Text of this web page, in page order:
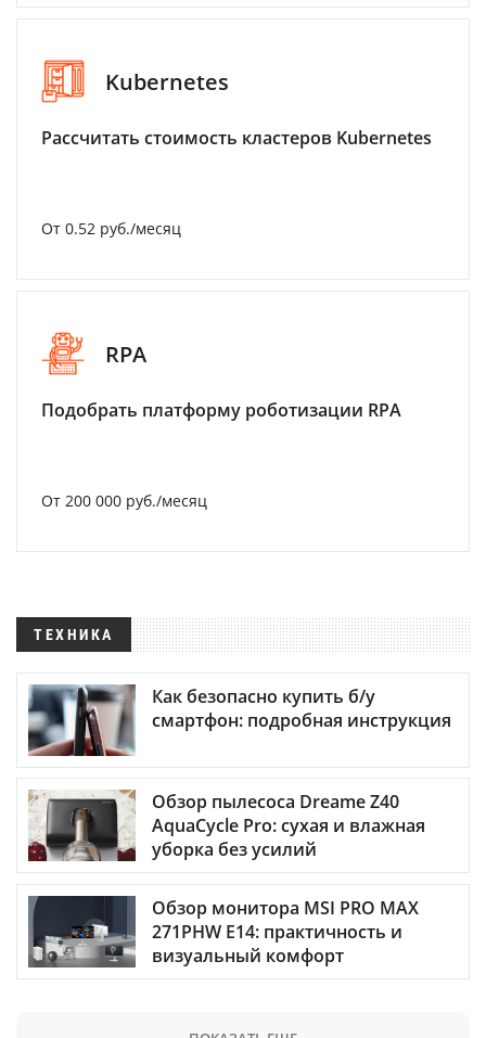
Kubernetes
Рассчитать стоимость кластеров Kubernetes
От 0.52 руб./месяц
RPA
Подобрать платформу роботизации RPA
От 200 000 руб./месяц
ТЕХНИКА
Как безопасно купить б/у
смартфон: подробная инструкция
Обзор пылесоса Dreame Z40
AquaCycle Pro: сухая и влажная
уборка без усилий
Обзор монитора MSI PRO MAX
271PHW E14: практичность и
визуальный комфорт